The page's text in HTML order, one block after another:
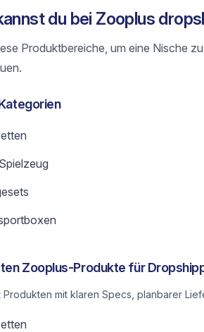
du bei Zooplus
Produktbereiche, um eine Nische
Zooplus-Produkte für
Produkten mit klaren Specs, planbarer